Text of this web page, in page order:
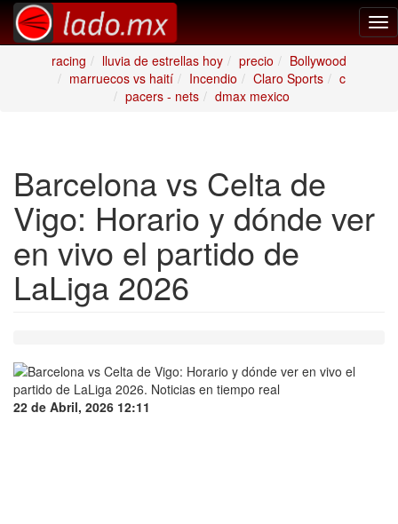
racing
lluvia de estrellas hoy precio
Bollywood
marruecos vs haití
Incendio Claro Sports
c
pacers - nets
dmax mexico
Barcelona vs Celta de
Vigo: Horario y dónde ver
en vivo el partido de
LaLiga 2026
22 de Abril, 2026 12:11